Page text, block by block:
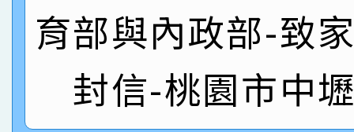
名 指導老師王老師、
園市英語競賽國小朗讀
指導老師林老師
賀！本校參加桃園市中
賽 劉文瑛教師榮獲教
臺灣台語-第二名
賀！本校參與2026世
市賽榮獲科學小創客佳
育部與內政部-致
封信-桃園市中